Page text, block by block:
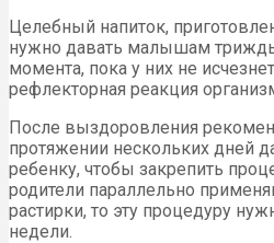
Целебный напиток,
нужно давать малышам
момента, пока у них не
рефлекторная реакция
После выздоровления
протяжении нескольких дней
ребенку, чтобы закрепить
родители параллельно
растирки, то эту процедуру
недели.